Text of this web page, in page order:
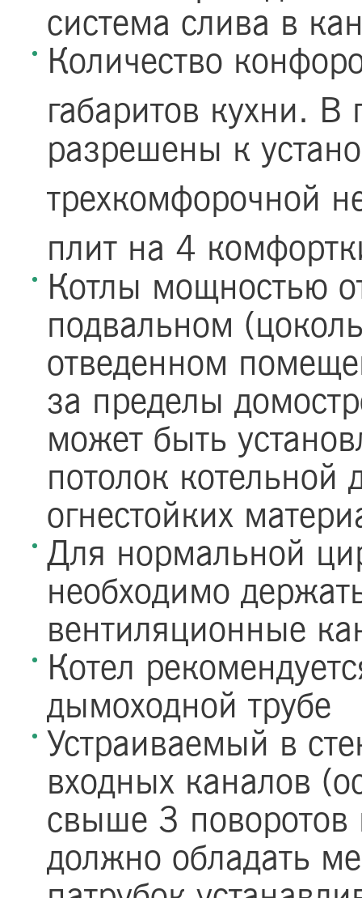
система слива в
Количество
габаритов кухни.
разрешены к
трехкомфорочной
плит на 4
Котлы мощностью
подвальном
отведенном
за пределы
может быть
потолок
огнестойких
Для нормальной
необходимо
вентиляционные
Котел
дымоходной трубе
Устраиваемый в
входных каналов
свыше 3 поворотов
должно обладать